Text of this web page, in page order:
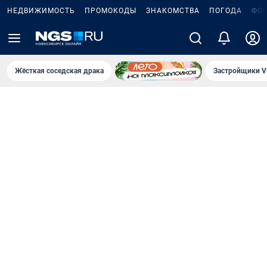
НЕДВИЖИМОСТЬ ПРОМОКОДЫ ЗНАКОМСТВА ПОГОДА
Жёсткая соседская драка Застройщики